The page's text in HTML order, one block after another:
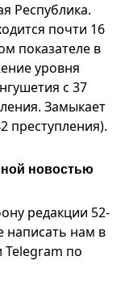
Республика.
почти 16
показателе в
уровня
с 37
Замыкает
преступления).
новостью
редакции 52-
написать нам в
по